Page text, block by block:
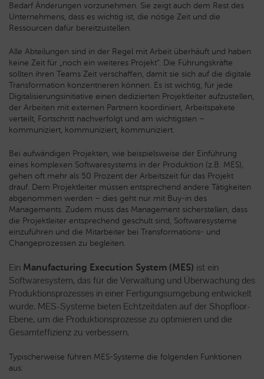
Bedarf Änderungen vorzunehmen. Sie zeigt auch dem Rest des
Unternehmens, dass es wichtig ist, die nötige Zeit und die
Ressourcen dafür bereitzustellen.
Alle Abteilungen sind in der Regel mit Arbeit überhäuft und haben
keine Zeit für „noch ein weiteres Projekt“. Die Führungskräfte
sollten ihren Teams Zeit verschaffen, damit sie sich auf die digitale
Transformation konzentrieren können. Es ist wichtig, für jede
Digitalisierungsinitiative einen dedizierten Projektleiter aufzustellen,
der Arbeiten mit externen Partnern koordiniert, Arbeitspakete
verteilt, Fortschritt nachverfolgt und am wichtigsten –
kommuniziert, kommuniziert, kommuniziert.
Bei aufwändigen Projekten, wie beispielsweise der Einführung
eines komplexen Softwaresystems in der Produktion (z.B. MES),
gehen oft mehr als 50 Prozent der Arbeitszeit für das Projekt
drauf. Dem Projektleiter müssen entsprechend andere Tätigkeiten
abgenommen werden – dies geht nur mit Buy-in des
Managements. Zudem muss das Management sicherstellen, dass
die Projektleiter entsprechend geschult sind, Softwaresysteme
einzuführen und die Mitarbeiter bei Transformations- und
Changeprozessen zu begleiten.
Ein Manufacturing Execution System (MES) ist ein
Softwaresystem, das für die Verwaltung und Überwachung des
Produktionsprozesses in einer Fertigungsumgebung entwickelt
wurde. MES-Systeme bieten Echtzeitdaten auf der Shopfloor-
Ebene, um die Produktionsprozesse zu optimieren und die
Gesamteffizienz zu verbessern.
Typischerweise führen MES-Systeme die folgenden Funktionen
aus: